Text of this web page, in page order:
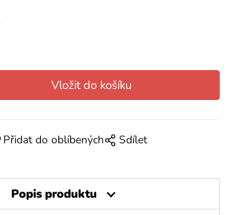
Přidat do oblíbených Sdílet
Popis produktu